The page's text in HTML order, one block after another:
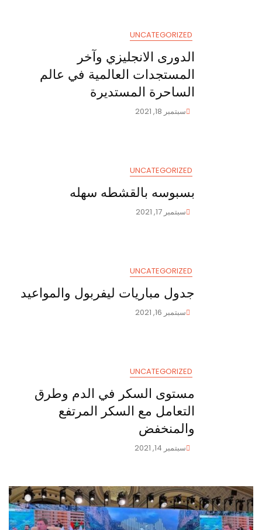
UNCATEGORIZED
الدورى الانجليزي وآخر
المستجدات العالمية في عالم
الساحرة المستديرة
سبتمبر 18, 2021
UNCATEGORIZED
بسبوسه بالقشطه سهله
سبتمبر 17, 2021
UNCATEGORIZED
جدول مباريات ليفربول والمواعيد
سبتمبر 16, 2021
UNCATEGORIZED
مستوى السكر في الدم وطرق
التعامل مع السكر المرتفع
والمنخفض
سبتمبر 14, 2021